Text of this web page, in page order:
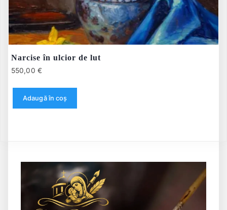
Narcise în ulcior de lut
550,00 €
Adaugă în coș